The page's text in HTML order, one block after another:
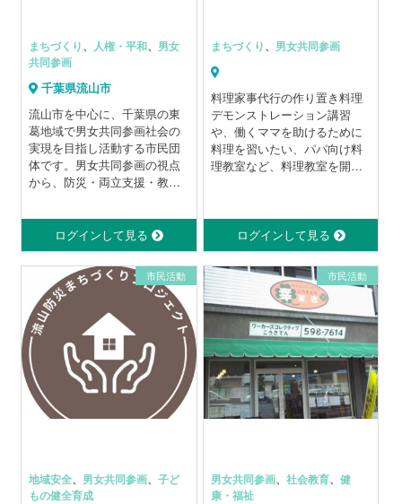
まちづくり、 人権・平和、 男女
共同参画
千葉県流山市
流山市を中心に、千葉県の東
葛地域で男女共同参画社会の
実現を目指し活動する市民団
体です。男女共同参画の視点
から、防災・両立支援・教育
向き合い、行政や地域住民と
連携しながら、講座・イベン
ト・支援活動を通じて、多様
な声をかたちにしています。
設立以来、一つひとつの取り
組みを丁寧に積み重ね、地域
の信頼に応えてきました。 こ
れからも、誰もが安心して暮
らせるまちづくりのために、
確かな歩みを続けていきま
す。
ログインして見る
まちづくり、 男女共同参画
料理家事代行の作り置き料理
デモンストレーション講習
や、働くママを助けるために
料理を習いたい、パパ向け料
理教室など、料理教室を開く
ログインして見る
市民活動
地域安全、 男女共同参画、 子ど
もの健全育成
市民活動
男女共同参画、 社会教育、 健
康・福祉